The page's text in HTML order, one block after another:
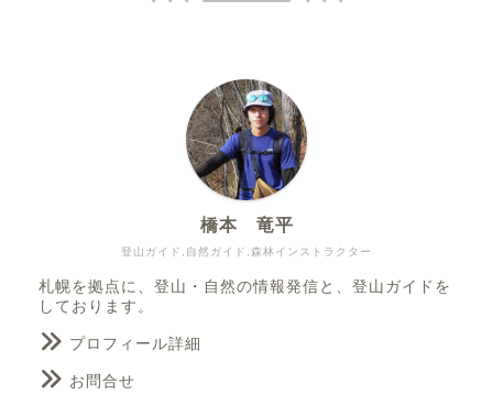
登山ガイド,自然ガイド,森林インストラクター
橋本 竜平
札幌を拠点に、登山・自然の情報発信と、登山ガイドを
しております。
プロフィール詳細
お問合せ